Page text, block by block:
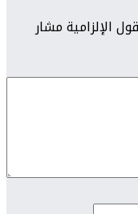
الإلزامية مشار